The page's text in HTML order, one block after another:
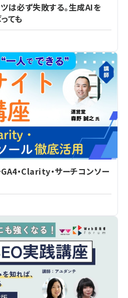
は必ず失敗する。生成AIを
ても
・Clarity・サーチコンソー